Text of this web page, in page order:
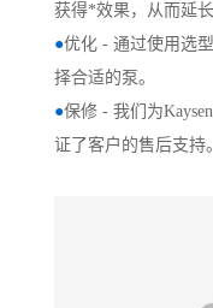
获得*效果，从而延
●优化 - 通过使用选
择合适的泵。
●保修 - 我们为
证了客户的售后支持。